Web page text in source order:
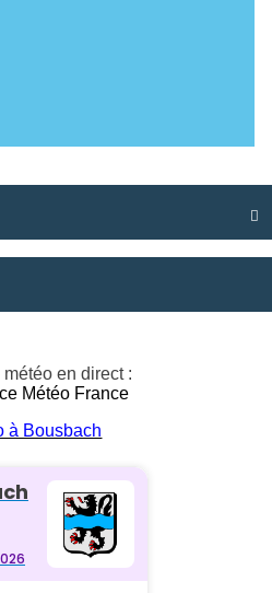

en direct :
à Bousbach